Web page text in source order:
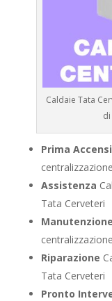
Caldaie Tata
Prima
Assistenza
Tata Cerveteri
Manutenzione
Riparazione
Tata Cerveteri
Pronto